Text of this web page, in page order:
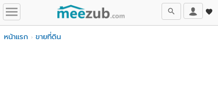
หน้าแรก ขายที่ดิน